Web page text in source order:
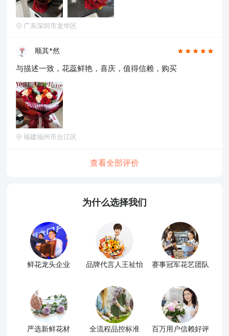
广东深圳市龙华区
顺其*然
与描述一致，花蕊鲜艳，喜庆，值得信赖，购买
福建福州市台江区
查看全部评价
为什么选择我们
鲜花龙头企业 品牌代言人王祉怡 赛事冠军花艺团队
严选新鲜花材 全流程品控标准 百万用户信赖好评